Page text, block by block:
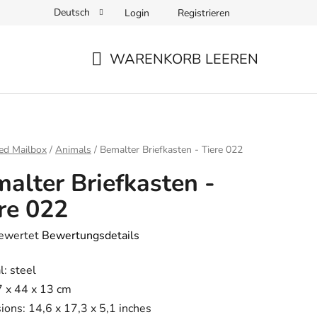
Deutsch Login Registrieren
WARENKORB LEEREN
Mailbox / Animals / Bemalter Briefkasten - Tiere 022
Briefkasten -
022
Bewertungsdetails
steel
x 44 x 13 cm
14,6 x 17,3 x 5,1 inches